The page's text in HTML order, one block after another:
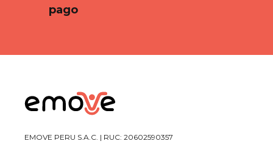
pago
EMOVE PERU S.A.C. | RUC: 20602590357